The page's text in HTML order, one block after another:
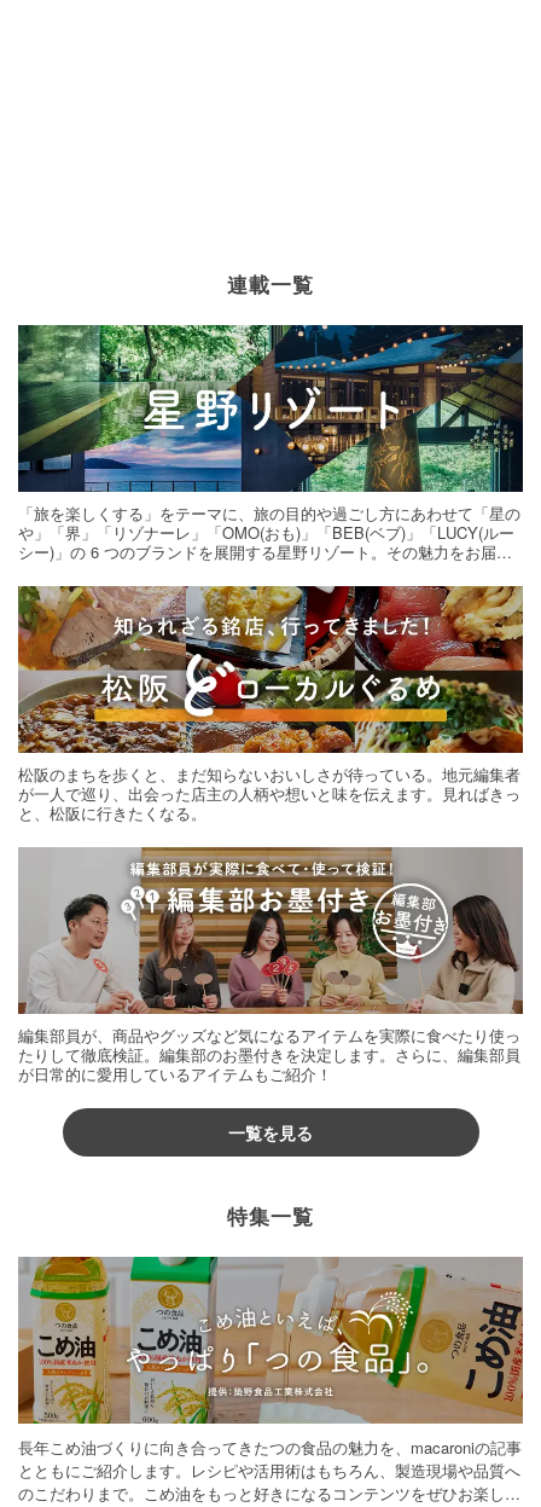
連載一覧
「旅を楽しくする」をテーマに、旅の目的や過ごし方にあわせて「星の
や」「界」「リゾナーレ」「OMO(おも)」「BEB(ベブ)」「LUCY(ルー
シー)」の 6 つのブランドを展開する星野リゾート。その魅力をお届け
松阪のまちを歩くと、まだ知らないおいしさが待っている。地元編集者
が一人で巡り、出会った店主の人柄や想いと味を伝えます。見ればきっ
と、松阪に行きたくなる。
編集部員が、商品やグッズなど気になるアイテムを実際に食べたり使っ
たりして徹底検証。編集部のお墨付きを決定します。さらに、編集部員
が日常的に愛用しているアイテムもご紹介！
一覧を見る
特集一覧
長年こめ油づくりに向き合ってきたつの食品の魅力を、macaroniの記事
とともにご紹介します。レシピや活用術はもちろん、製造現場や品質へ
のこだわりまで。こめ油をもっと好きになるコンテンツをぜひお楽しみ